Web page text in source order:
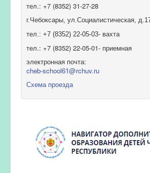
тел.: +7 (8352) 31-27-28
г.Чебоксары, ул.Социалистическая,
тел.: +7 (8352) 22-05-03- вахта
тел.: +7 (8352) 22-05-01- приемная
электронная почта:
cheb-school61@rchuv.ru
Схема проезда